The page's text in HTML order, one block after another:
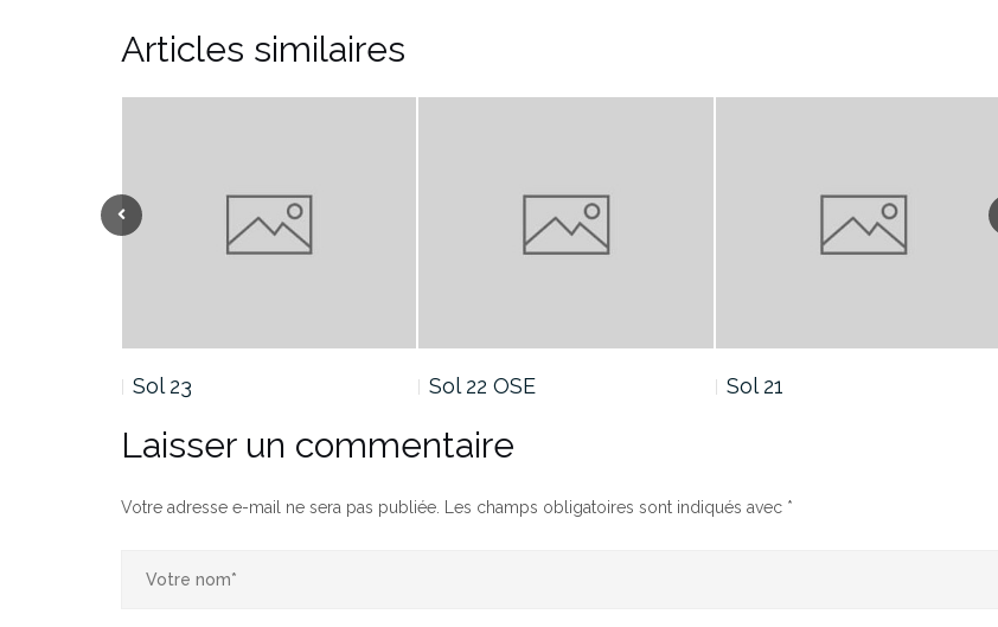
Articles similaires
Sol 22 OSE Sol 21 Sol 19
Laisser un commentaire
Votre adresse e-mail ne sera pas publiée. Les champs obligatoires sont indiqués avec *